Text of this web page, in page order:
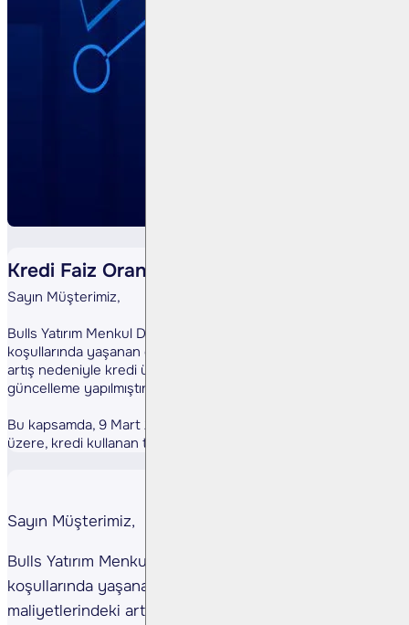
Kredi Faiz Oranları Güncellendi
Sayın Müşterimiz,
Bulls Yatırım Menkul Değerler A.Ş. olarak, piyasa
koşullarında yaşanan gelişmeler ve fonlama maliyetlerindeki
artış nedeniyle kredi ürünlerimize ilişkin faiz oranlarında
güncelleme yapılmıştır.
Bu kapsamda, 9 Mart 2026 tarihinden itibaren geçerli olmak
üzere, kredi kullanan tüm ...
Sayın Müşterimiz,
Bulls Yatırım Menkul Değerler A.Ş. olarak, piyasa
koşullarında yaşanan gelişmeler ve fonlama
maliyetlerindeki artış nedeniyle kredi ürünlerimize